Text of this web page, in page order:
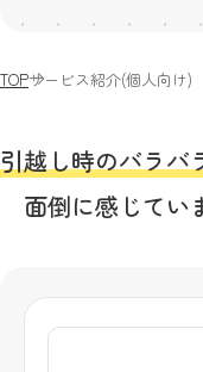
TOPサービス紹介(個人向け)
引越し時のバラバ
面倒に感じてい